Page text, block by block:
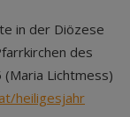
in der Diözese
des
(Maria Lichtmess)
heiligesjahr